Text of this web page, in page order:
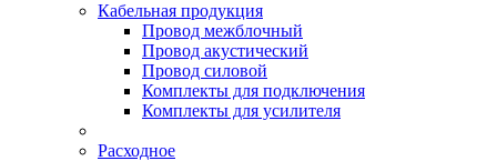
Кабельная продукция
Провод межблочный
Провод акустический
Провод силовой
Комплекты для подключения
Комплекты для усилителя
Расходное